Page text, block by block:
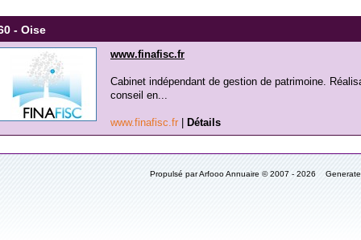
- Oise
www.finafisc.fr
Cabinet indépendant de gestion de patrimoine.
conseil en...
www.finafisc.fr Détails
Propulsé par Arfooo Annuaire © 2007 - 2026